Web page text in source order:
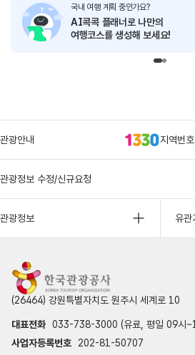
국내 여행 계획 중인가요?
AI콕콕 플래너로 나만의
여행코스를 생성해 보세요!
관광안내 지역번호
관광정보 수정/신규요청
관광정보 유관
(26464) 강원특별자치도 원주시 세계로 10
대표전화 033-738-3000 (유료, 평일 09시
사업자등록번호
202-81-50707